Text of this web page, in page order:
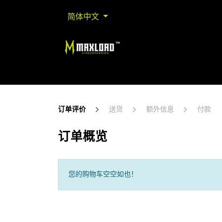
简体中文
订单评价 送货 额外信息 付款
订单概览
您的购物车空空如也！